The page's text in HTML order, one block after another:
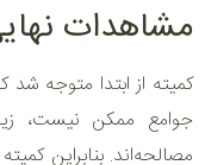
مشاهدات
کمیته از ابتدا متوجه
جوامع ممکن نیست،
مصالحه‌اند. بنابراین